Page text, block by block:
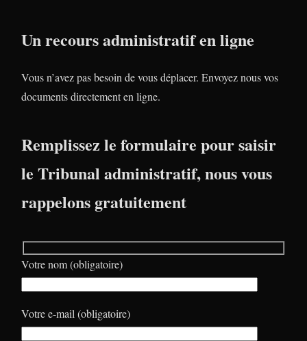
Un recours administratif en ligne
Vous n’avez pas besoin de vous déplacer. Envoyez nous vos
documents directement en ligne.
Remplissez le formulaire pour saisir
le Tribunal administratif, nous vous
rappelons gratuitement
Votre nom (obligatoire)
Votre e-mail (obligatoire)